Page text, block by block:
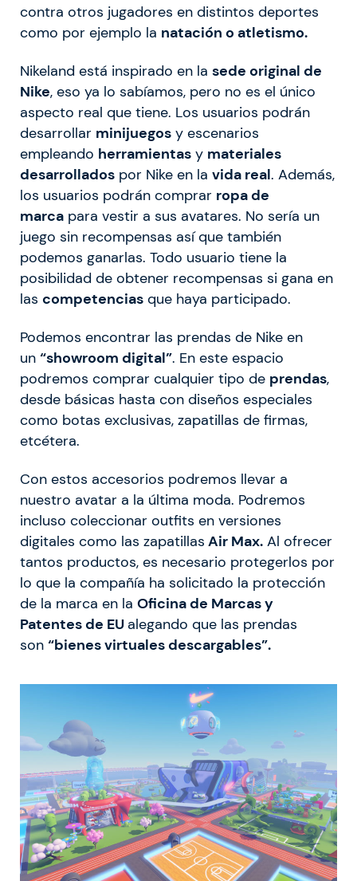
contra otros jugadores en distintos deportes
como por ejemplo la natación o atletismo.
Nikeland está inspirado en la sede original de
Nike, eso ya lo sabíamos, pero no es el único
aspecto real que tiene. Los usuarios podrán
desarrollar minijuegos y escenarios
empleando herramientas y materiales
desarrollados por Nike en la vida real. Además,
los usuarios podrán comprar ropa de
marca para vestir a sus avatares. No sería un
juego sin recompensas así que también
podemos ganarlas. Todo usuario tiene la
posibilidad de obtener recompensas si gana en
las competencias que haya participado.
Podemos encontrar las prendas de Nike en
un “showroom digital”. En este espacio
podremos comprar cualquier tipo de prendas,
desde básicas hasta con diseños especiales
como botas exclusivas, zapatillas de firmas,
etcétera.
Con estos accesorios podremos llevar a
nuestro avatar a la última moda. Podremos
incluso coleccionar outfits en versiones
digitales como las zapatillas Air Max. Al ofrecer
tantos productos, es necesario protegerlos por
lo que la compañía ha solicitado la protección
de la marca en la Oficina de Marcas y
Patentes de EU alegando que las prendas
son “bienes virtuales descargables”.